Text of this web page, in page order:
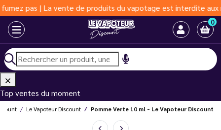
| La vente de produits du vapotage est interdite aux moins
0
Top ventes du moment
Le Vapoteur Discount Pomme Verte 10 ml - Le Vapoteur Discount